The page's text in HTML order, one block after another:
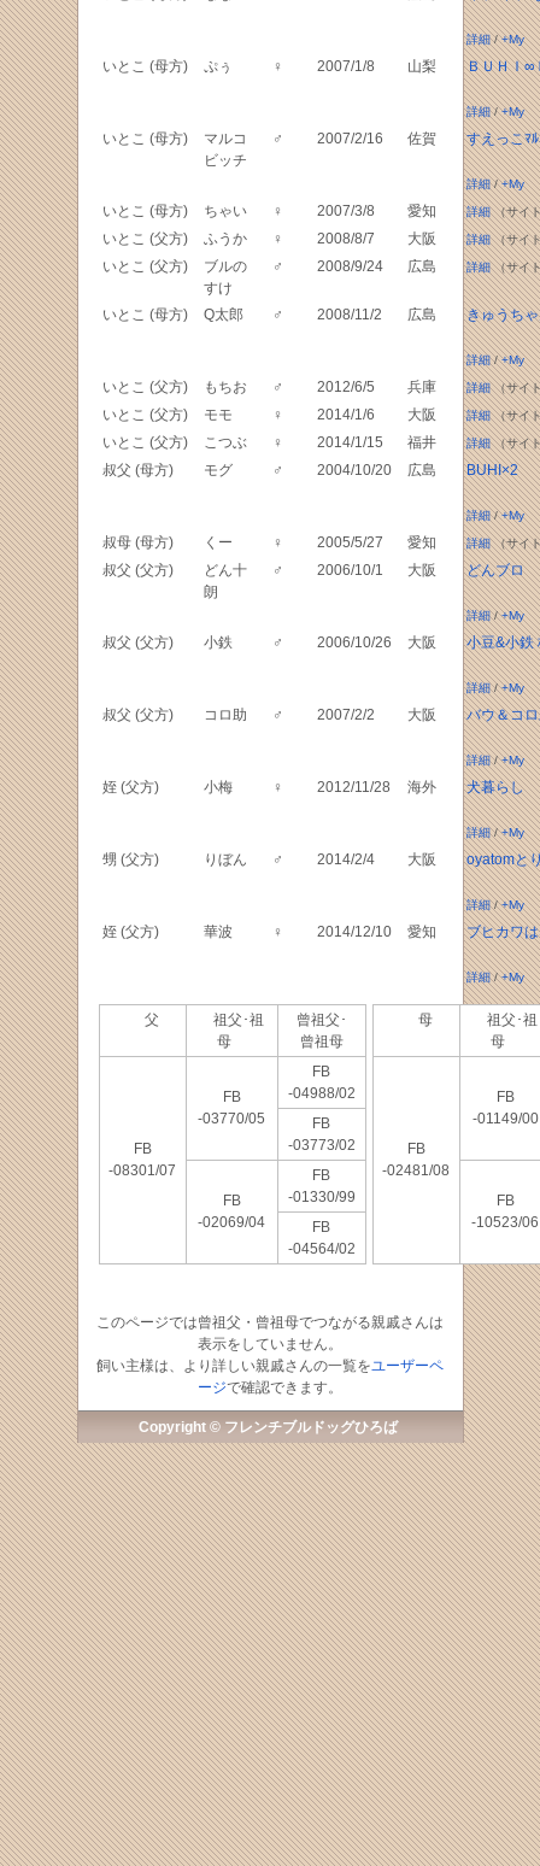
詳細/+My
いとこ (母方) ぷぅ ♀ 2007/1/8 山梨 ＢＵＨＩ∞
詳細/+My
いとこ (母方)
マルコ
ビッチ
♂ 2007/2/16 佐賀 すえっこﾏ
詳細/+My
いとこ (母方) ちゃい ♀ 2007/3/8 愛知 詳細（サイ
いとこ (父方) ふうか ♀ 2008/8/7 大阪 詳細（サイ
いとこ (父方)
ブルの
すけ
♂ 2008/9/24 広島 詳細（サイ
いとこ (母方) Q太郎 ♂ 2008/11/2 広島 きゅうち
詳細/+My
いとこ (父方) もちお ♂ 2012/6/5 兵庫 詳細（サイ
いとこ (父方) モモ ♀ 2014/1/6 大阪 詳細（サイ
いとこ (父方) こつぶ ♀ 2014/1/15 福井 詳細（サイ
叔父 (母方) モグ ♂ 2004/10/20 広島 BUHI×2
詳細/+My
叔母 (母方) くー ♀ 2005/5/27 愛知 詳細（サイ
叔父 (父方)
どん十
朗
♂ 2006/10/1 大阪 どんブロ
詳細/+My
叔父 (父方) 小鉄 ♂ 2006/10/26 大阪 小豆&小鉄
詳細/+My
叔父 (父方) コロ助 ♂ 2007/2/2 大阪 バウ＆コ
詳細/+My
姪 (父方) 小梅 ♀ 2012/11/28 海外 犬暮らし
詳細/+My
甥 (父方) りぼん ♂ 2014/2/4 大阪 oyatomと
詳細/+My
姪 (父方) 華波 ♀ 2014/12/10 愛知 ブヒカワ
詳細/+My
父
祖父･祖
母
曾祖父･
曾祖母
FB
-08301/07
FB
-03770/05
FB
-04988/02
FB
-03773/02
FB
-02069/04
FB
-01330/99
FB
-04564/02
母
祖父･祖
母
FB
-02481/08
FB
-01149/00
FB
-10523/06
このページでは曾祖父・曾祖母でつながる親戚さんは
表示をしていません。
飼い主様は、より詳しい親戚さんの一覧をユーザーペ
ージで確認できます。
Copyright © フレンチブルドッグひろば